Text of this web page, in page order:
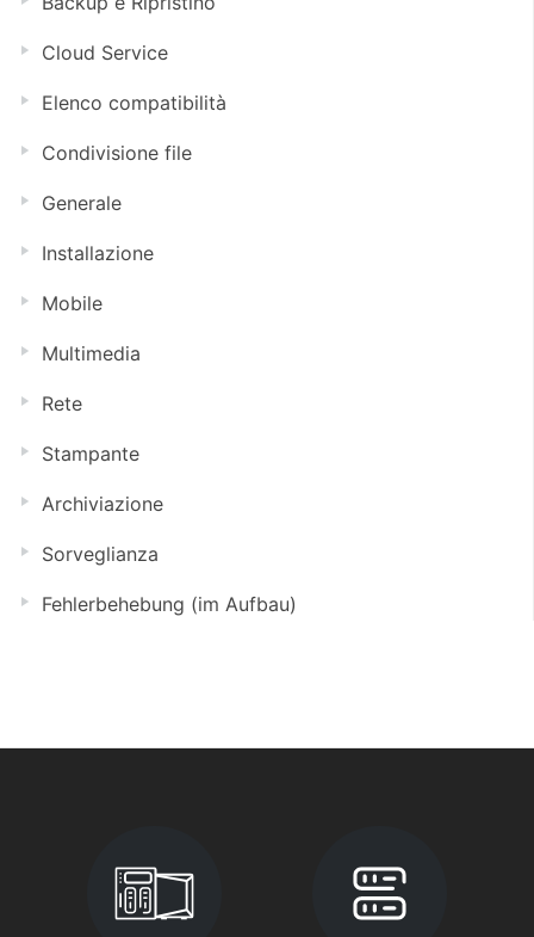
Cloud Service
Elenco compatibilità
Condivisione file
Generale
Installazione
Mobile
Multimedia
Rete
Stampante
Archiviazione
Sorveglianza
Fehlerbehebung (im Aufbau)